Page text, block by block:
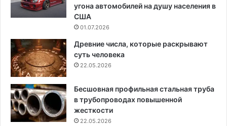
угона автомобилей на душу населения в
США
01.07.2026
Древние числа, которые раскрывают
суть человека
22.05.2026
Бесшовная профильная стальная труба
в трубопроводах повышенной
жесткости
22.05.2026